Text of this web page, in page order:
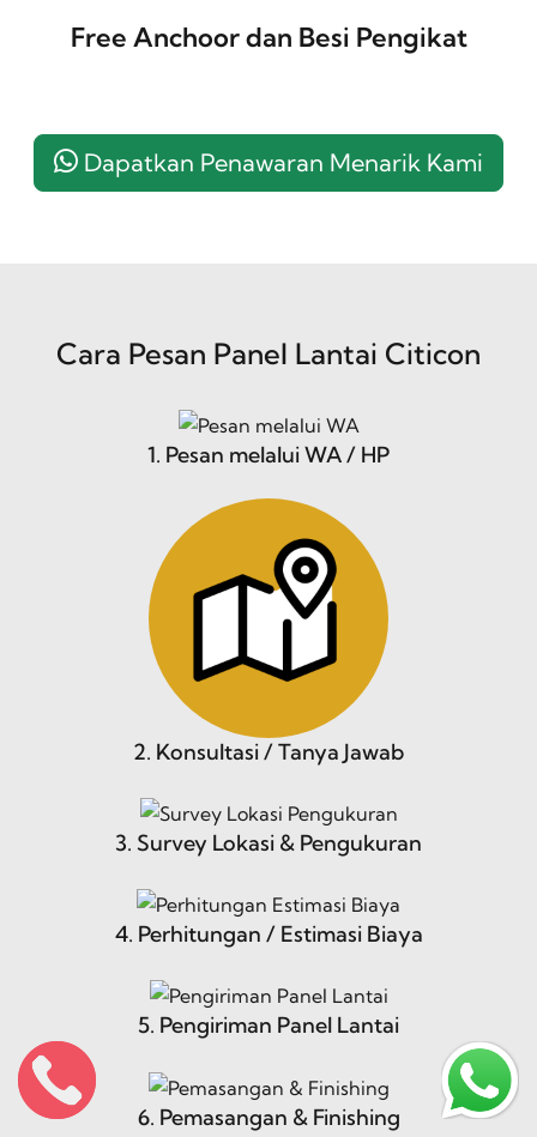
Free Anchoor dan Besi Pengikat
Dapatkan Penawaran Menarik Kami
Cara Pesan Panel Lantai Citicon
1. Pesan melalui WA / HP
2. Konsultasi / Tanya Jawab
3. Survey Lokasi & Pengukuran
4. Perhitungan / Estimasi Biaya
5. Pengiriman Panel Lantai
6. Pemasangan & Finishing